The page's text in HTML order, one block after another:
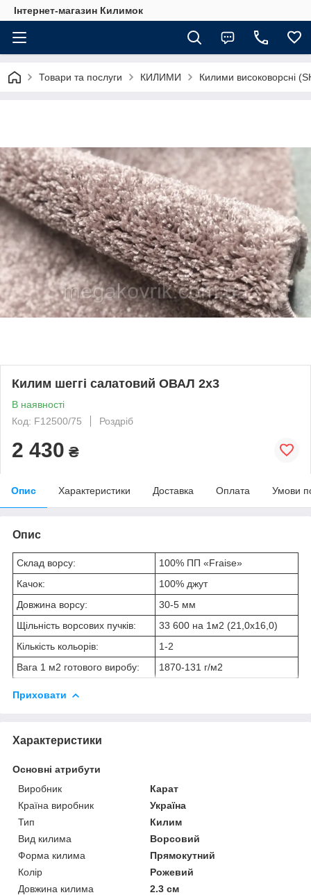
Інтернет-магазин Килимок
Товари та послуги КИЛИМИ Килими високоворсні
Килим шеггі салатовий ОВАЛ 2х3
В наявності
Код: F12500/75
Роздріб
2 430 ₴
Опис Характеристики Доставка Оплата Умови
Опис
Склад ворсу:
100% ПП «Fraise»
Качок:
100% джут
Довжина ворсу:
30-5 мм
Щільність ворсових пучків:
33 600 на 1м2 (21,0х16,0)
Кількість кольорів:
1-2
Вага 1 м2 готового виробу: 1870-131 г/м2
Приховати
Характеристики
Основні атрибути
Виробник
Карат
Країна виробник
Україна
Тип
Килим
Вид килима
Ворсовий
Форма килима
Прямокутний
Колір
Рожевий
Довжина килима
2.3 см